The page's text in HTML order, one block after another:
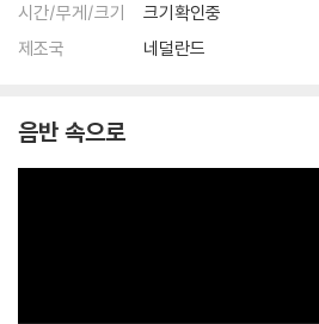
시간/무게/크기
크기확인중
제조국
네덜란드
음반 속으로